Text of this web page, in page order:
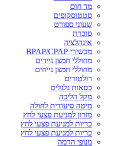
מד חום
סטטוסקופים
שעוני ספורט
סוכרת
אינהלציה
מכשירי BPAP/CPAP
מחוללי חמצן ניידים
מחוללי חמצן נייחים
רולטורים
כסאות גלגלים
מקל הליכה
מיטה סיעודית לחולה
מזרון למניעת פצעי לחץ
כריות למניעת פצעי לחץ
כריות למניעת פצעי לחץ
מנופי הרמה